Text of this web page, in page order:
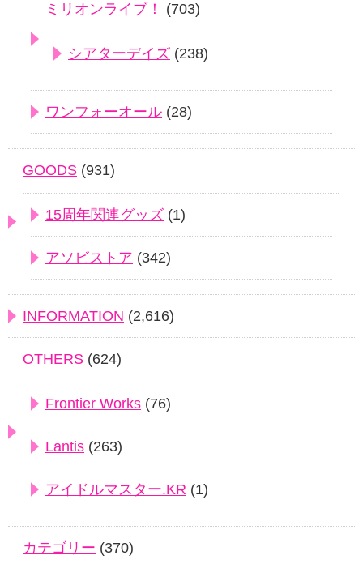
ミリオンライブ！ (703)
シアターデイズ (238)
ワンフォーオール (28)
GOODS (931)
15周年関連グッズ (1)
アソビストア (342)
INFORMATION (2,616)
OTHERS (624)
Frontier Works (76)
Lantis (263)
アイドルマスター.KR (1)
カテゴリー (370)